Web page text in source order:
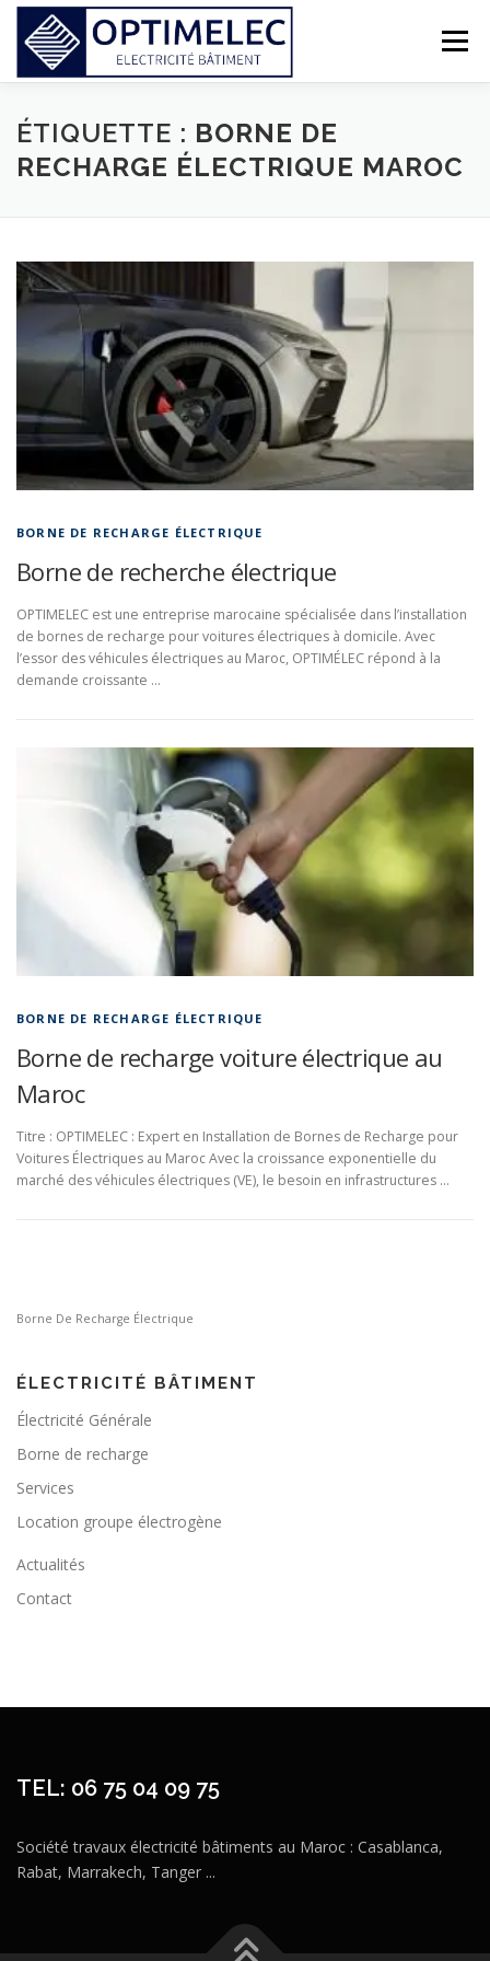
Aller
contenu
Menu
ÉLECTRICITÉ GÉNÉRALE BORNE DE RECHARGE
ÉTIQUETTE : BORNE DE
RECHARGE ÉLECTRIQUE MAROC
BORNE DE RECHARGE ÉLECTRIQUE
Borne de recherche électrique
OPTIMELEC est une entreprise marocaine spécialisée dans l’installation
de bornes de recharge pour voitures électriques à domicile. Avec
l’essor des véhicules électriques au Maroc, OPTIMÉLEC répond à la
demande croissante …
BORNE DE RECHARGE ÉLECTRIQUE
Borne de recharge voiture électrique au
Maroc
Titre : OPTIMELEC : Expert en Installation de Bornes de Recharge pour
Voitures Électriques au Maroc Avec la croissance exponentielle du
marché des véhicules électriques (VE), le besoin en infrastructures …
Borne De Recharge Électrique
ÉLECTRICITÉ BÂTIMENT
Électricité Générale
Borne de recharge
Services
Location groupe électrogène
Actualités
Contact
TEL: 06 75 04 09 75
Société travaux électricité bâtiments au Maroc : Casablanca,
Rabat, Marrakech, Tanger ...